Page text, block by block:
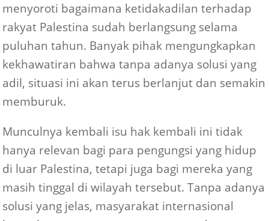
menyoroti bagaimana ketidakadilan terhadap
rakyat Palestina sudah berlangsung selama
puluhan tahun. Banyak pihak mengungkapkan
kekhawatiran bahwa tanpa adanya solusi yang
adil, situasi ini akan terus berlanjut dan semakin
memburuk.
Munculnya kembali isu hak kembali ini tidak
hanya relevan bagi para pengungsi yang hidup
di luar Palestina, tetapi juga bagi mereka yang
masih tinggal di wilayah tersebut. Tanpa adanya
solusi yang jelas, masyarakat internasional